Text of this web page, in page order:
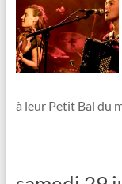
à leur Petit Bal du